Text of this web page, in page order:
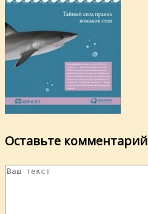
Оставьте комментарий